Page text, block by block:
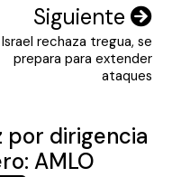
Siguiente
Israel rechaza tregua, se
prepara para extender
ataques
por dirigencia
AMLO